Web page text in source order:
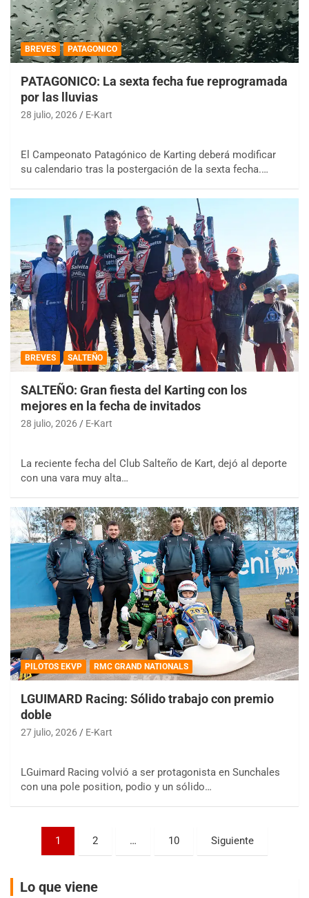
BREVES PATAGONICO
PATAGONICO: La sexta fecha fue reprogramada
por las lluvias
28 julio, 2026 E-Kart
El Campeonato Patagónico de Karting deberá modificar
su calendario tras la postergación de la sexta fecha.…
BREVES SALTEÑO
SALTEÑO: Gran fiesta del Karting con los
mejores en la fecha de invitados
28 julio, 2026 E-Kart
La reciente fecha del Club Salteño de Kart, dejó al deporte
con una vara muy alta…
PILOTOS EKVP RMC GRAND NATIONALS
LGUIMARD Racing: Sólido trabajo con premio
doble
27 julio, 2026 E-Kart
LGuimard Racing volvió a ser protagonista en Sunchales
con una pole position, podio y un sólido…
Paginación
entradas
1 2 … 10 Siguiente
Lo que viene
COBERTURA ESPECIAL DE E-KART.COM.AR
08/09-AGO
Baradero (Buenos Aires)
Ciudad de Trenque Lauquen (Asfalto)